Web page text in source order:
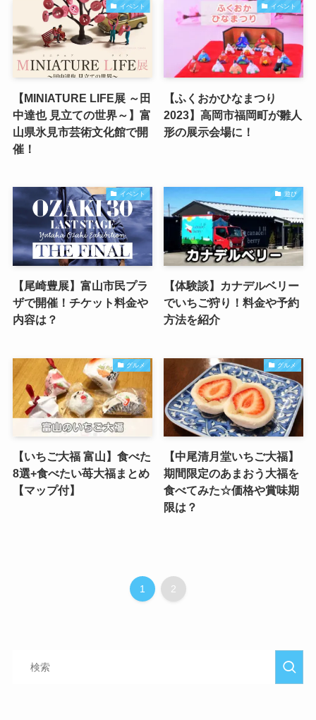
イベント
【MINIATURE LIFE展 ～田
中達也 見立ての世界～】富
山県氷見市芸術文化館で開
催！
イベント
【ふくおかひなまつり
2023】高岡市福岡町が雛人
形の展示会場に！
イベント
【尾崎豊展】富山市民プラ
ザで開催！チケット料金や
内容は？
遊び
【体験談】カナデルベリー
でいちご狩り！料金や予約
方法を紹介
グルメ
【いちご大福 富山】食べた
8選+食べたい苺大福まとめ
【マップ付】
グルメ
【中尾清月堂いちご大福】
期間限定のあまおう大福を
食べてみた☆価格や賞味期
限は？
1 2